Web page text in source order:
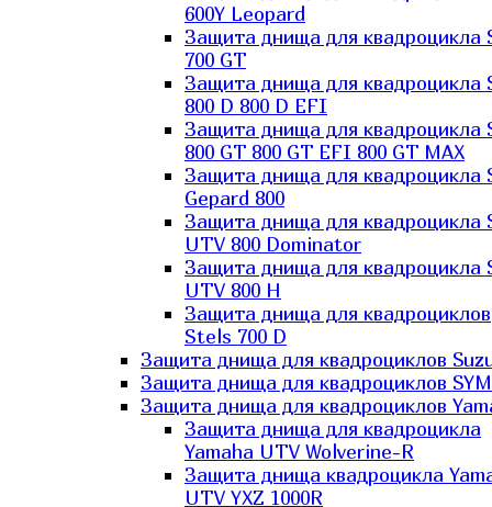
600Y Leopard
Защита днища для квадроцикла
700 GT
Защита днища для квадроцикла
800 D 800 D EFI
Защита днища для квадроцикла
800 GT 800 GT EFI 800 GT MAX
Защита днища для квадроцикла
Gepard 800
Защита днища для квадроцикла
UTV 800 Dominator
Защита днища для квадроцикла
UTV 800 H
Защита днища для квадроциклов
Stels 700 D
Защита днища для квадроциклов
Защита днища для квадроциклов SYM
Защита днища для квадроциклов
Защита днища для квадроцикла
Yamaha UTV Wolverine-R
Защита днища квадроцикла
UTV YXZ 1000R